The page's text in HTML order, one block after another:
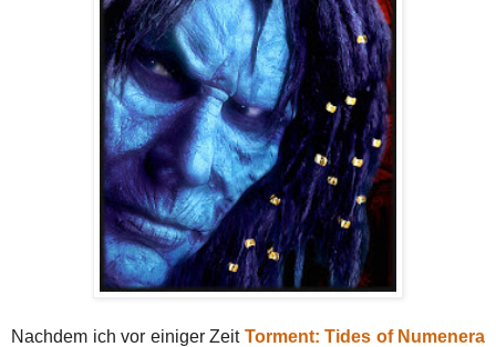
Nachdem ich vor einiger Zeit Torment: Tides of Numenera